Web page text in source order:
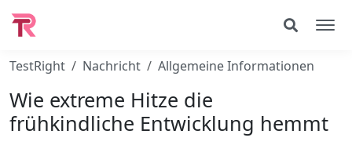
TestRight Nachricht Allgemeine Informationen
Wie extreme Hitze die
frühkindliche Entwicklung hemmt